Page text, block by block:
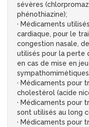
sévères
phénothiazine);
· Médicaments
cardiaque, pour le
congestion nasale,
utilisés pour la perte
en cas de mise en
· Médicaments pour
cholestérol (acide
· Médicaments pour
sont utilisés au long
· Médicaments pour